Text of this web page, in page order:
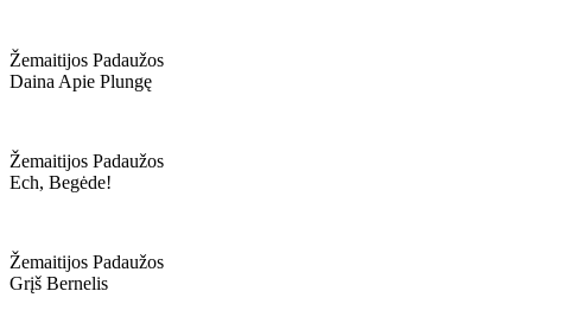
Žemaitijos Padaužos
Daina Apie Plungę
Žemaitijos Padaužos
Ech, Begėde!
Žemaitijos Padaužos
Grįš Bernelis